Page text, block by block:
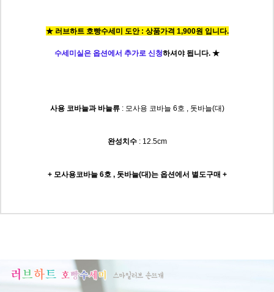
★ 러브하트 호빵수세미 도안 : 상품가격 1,900원 입니다.
수세미실은 옵션에서 추가로 신청하셔야 됩니다. ★
사용 코바늘과 바늘류: 모사용 코바늘 6호 , 돗바늘(대)
완성치수: 12.5cm
+ 모사용코바늘 6호 , 돗바늘(대)는옵션에서 별도구매 +